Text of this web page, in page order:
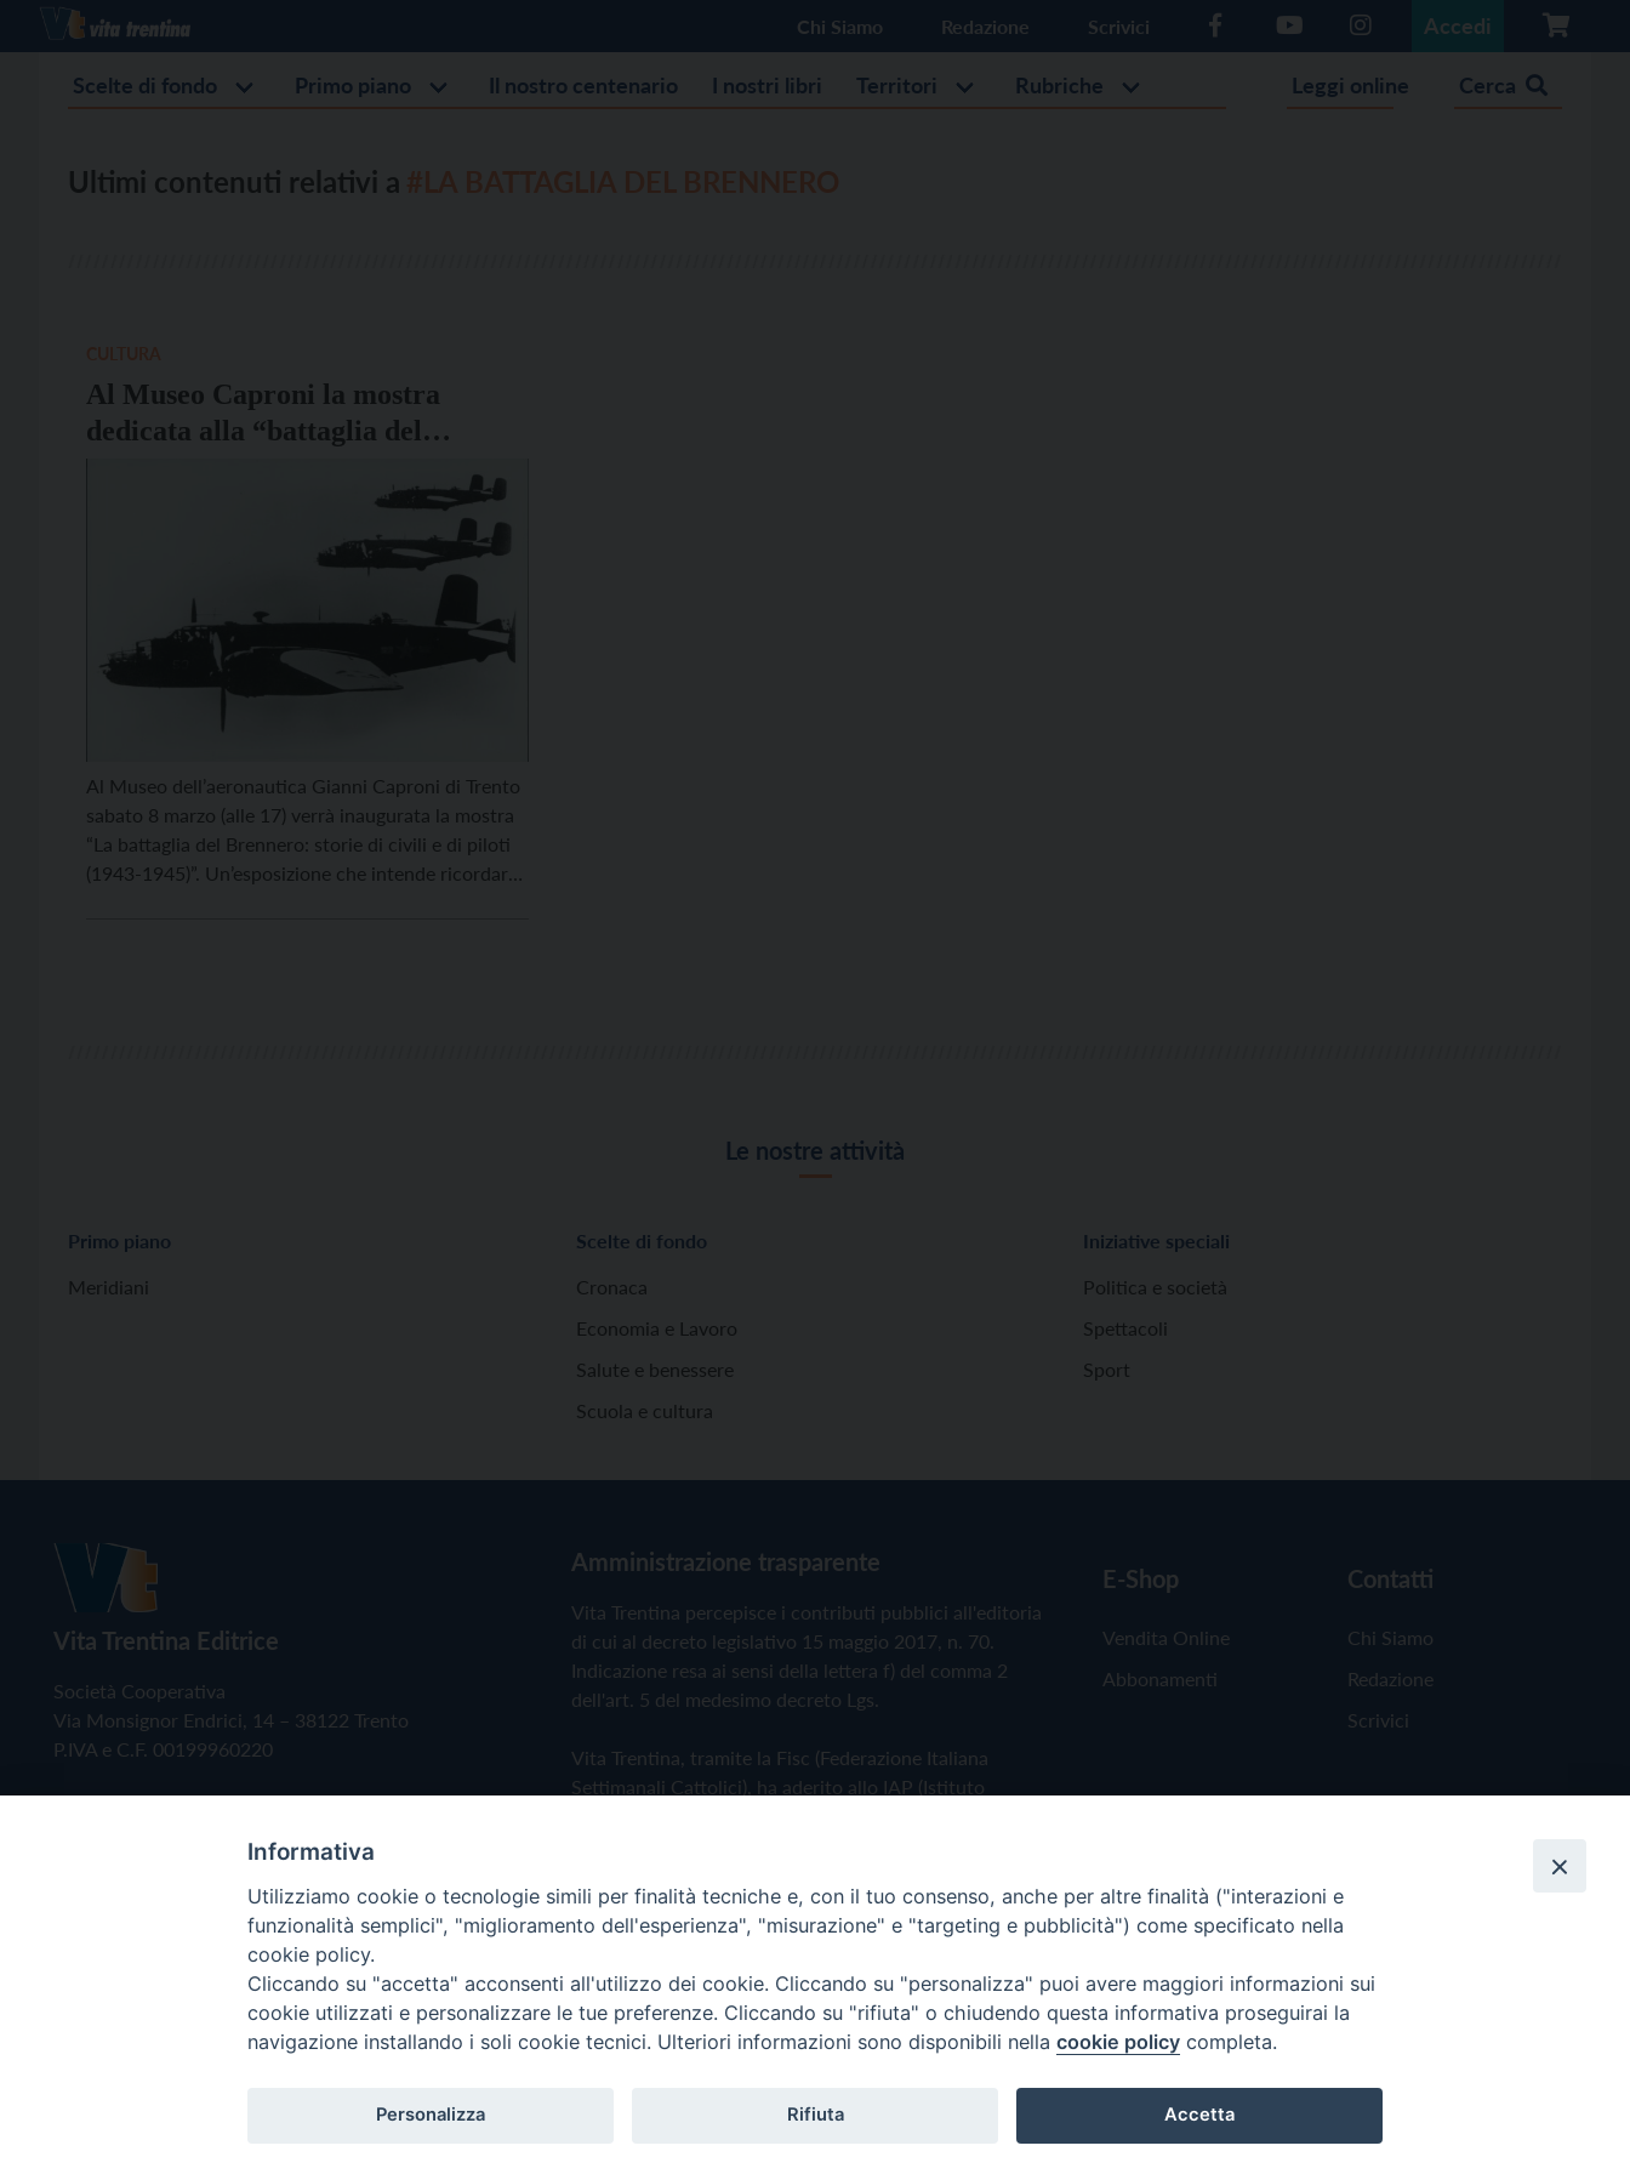
Chi Siamo Redazione Scrivici Accedi
Scelte di fondo Primo piano Il nostro centenario I nostri libri Territori Rubriche Leggi online Cerca
Ultimi contenuti relativi a
Al Museo Caproni la mostra
dedicata alla “battaglia del
Al Museo dell’aeronautica Gianni Caproni di Trento
sabato 8 marzo (alle 17) verrà inaugurata la mostra
“La battaglia del Brennero: storie di civili e di piloti
(1943-1945)”. Un’esposizione che intende ricordare
Le nostre attività
Primo piano
Meridiani
Scelte di fondo
Cronaca
Economia e Lavoro
Salute e benessere
Scuola e cultura
Iniziative speciali
Politica e società
Spettacoli
Sport
Vita Trentina Editrice
Società Cooperativa
Via Monsignor Endrici, 14 – 38122 Trento
P.IVA e C.F. 00199960220
Amministrazione trasparente
Vita Trentina percepisce i contributi pubblici all'editoria
di cui al decreto legislativo 15 maggio 2017, n. 70.
Indicazione resa ai sensi della lettera f) del comma 2
dell'art. 5 del medesimo decreto Lgs.
Vita Trentina, tramite la Fisc (Federazione Italiana
Settimanali Cattolici), ha aderito allo IAP (Istituto
Privacy Policy Cookie Policy
E-Shop
Vendita Online
Abbonamenti
Contatti
Chi Siamo
Redazione
Scrivici
Copyright © 2019 - Tutti i diritti riservati - Vita Trentina Editrice
Informativa
Utilizziamo cookie o tecnologie simili per finalità tecniche e, con il tuo consenso, anche per altre finalità ("interazioni e
funzionalità semplici", "miglioramento dell'esperienza", "misurazione" e "targeting e pubblicità") come specificato nella
cookie policy.
Cliccando su "accetta" acconsenti all'utilizzo dei cookie. Cliccando su "personalizza" puoi avere maggiori informazioni sui
cookie utilizzati e personalizzare le tue preferenze. Cliccando su "rifiuta" o chiudendo questa informativa proseguirai la
navigazione installando i soli cookie tecnici. Ulteriori informazioni sono disponibili nella cookie policy completa.
Personalizza Rifiuta Accetta